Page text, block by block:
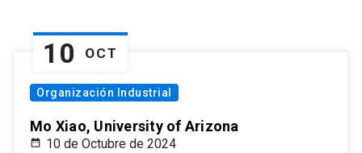
10 OCT
Organización Industrial
Mo Xiao, University of Arizona
10 de Octubre de 2024